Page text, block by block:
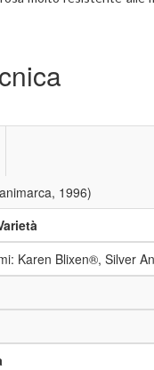
1996)
Karen Blixen®, Silver